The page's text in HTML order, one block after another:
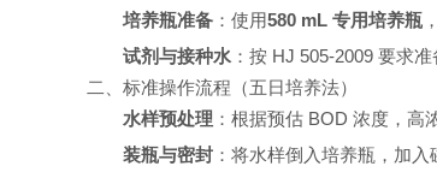
培养瓶准备 ：使用580 mL 专用培养瓶
试剂与接种水 ：按 HJ 505‑2009 要求
二、标准操作流程（五日培养法）
水样预处理 ：根据预估 BOD 浓度，高
装瓶与密封 ：将水样倒入培养瓶，加